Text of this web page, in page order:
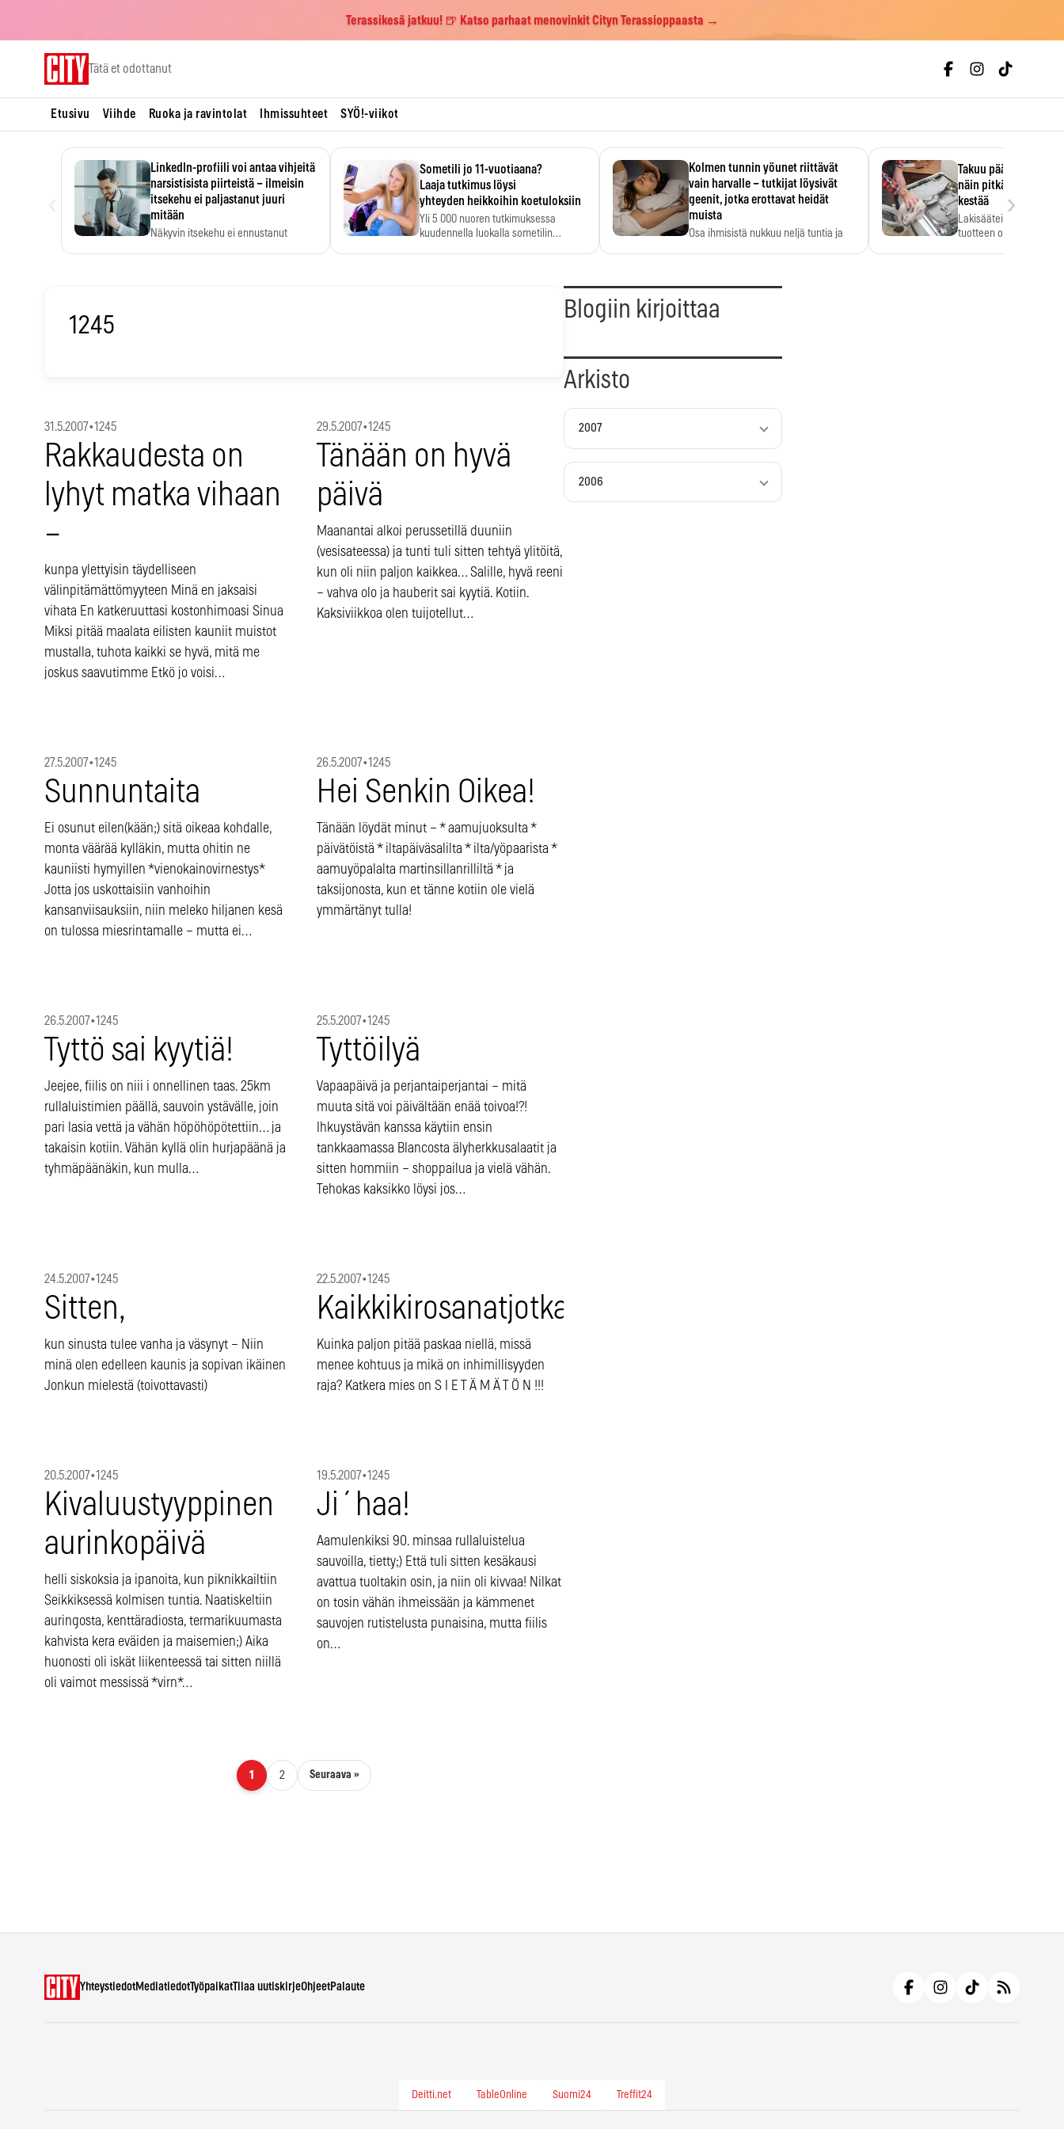
Terassikesä jatkuu! 🍺 Katso parhaat menovinkit Cityn Terassioppaasta →
Tätä et odottanut
Etusivu Viihde Ruoka ja ravintolat Ihmissuhteet SYÖ!-viikot
LinkedIn-profiili voi antaa vihjeitä
narsistisista piirteistä – ilmeisin
itsekehu ei paljastanut juuri
mitään
Näkyvin itsekehu ei ennustanut
Sometili jo 11-vuotiaana?
Laaja tutkimus löysi
yhteyden heikkoihin koetuloksiin
Yli 5 000 nuoren tutkimuksessa
kuudennella luokalla sometilin…
Kolmen tunnin yöunet riittävät
vain harvalle – tutkijat löysivät
geenit, jotka erottavat heidät
muista
Osa ihmisistä nukkuu neljä tuntia ja
Takuu päättyi,
näin pitkään
kestää
Lakisääteinen
tuotteen oletetun
›
1245
31.5.2007•1245
Rakkaudesta on
lyhyt matka vihaan
–
kunpa ylettyisin täydelliseen
välinpitämättömyyteen Minä en jaksaisi
vihata En katkeruuttasi kostonhimoasi Sinua
Miksi pitää maalata eilisten kauniit muistot
mustalla, tuhota kaikki se hyvä, mitä me
joskus saavutimme Etkö jo voisi…
29.5.2007•1245
Tänään on hyvä
päivä
Maanantai alkoi perussetillä duuniin
(vesisateessa) ja tunti tuli sitten tehtyä ylitöitä,
kun oli niin paljon kaikkea… Salille, hyvä reeni
– vahva olo ja hauberit sai kyytiä. Kotiin.
Kaksiviikkoa olen tuijotellut…
27.5.2007•1245
Sunnuntaita
Ei osunut eilen(kään;) sitä oikeaa kohdalle,
monta väärää kylläkin, mutta ohitin ne
kauniisti hymyillen *vienokainovirnestys*
Jotta jos uskottaisiin vanhoihin
kansanviisauksiin, niin meleko hiljanen kesä
on tulossa miesrintamalle – mutta ei…
26.5.2007•1245
Hei Senkin Oikea!
Tänään löydät minut – * aamujuoksulta *
päivätöistä * iltapäiväsalilta * ilta/yöpaarista *
aamuyöpalalta martinsillanrilliltä * ja
taksijonosta, kun et tänne kotiin ole vielä
ymmärtänyt tulla!
26.5.2007•1245
Tyttö sai kyytiä!
Jeejee, fiilis on niii i onnellinen taas. 25km
rullaluistimien päällä, sauvoin ystävälle, join
pari lasia vettä ja vähän höpöhöpötettiin… ja
takaisin kotiin. Vähän kyllä olin hurjapäänä ja
tyhmäpäänäkin, kun mulla…
25.5.2007•1245
Tyttöilyä
Vapaapäivä ja perjantaiperjantai – mitä
muuta sitä voi päivältään enää toivoa!?!
Ihkuystävän kanssa käytiin ensin
tankkaamassa Blancosta älyherkkusalaatit ja
sitten hommiin – shoppailua ja vielä vähän.
Tehokas kaksikko löysi jos…
24.5.2007•1245
Sitten,
kun sinusta tulee vanha ja väsynyt – Niin
minä olen edelleen kaunis ja sopivan ikäinen
Jonkun mielestä (toivottavasti)
22.5.2007•1245
Kaikkikirosanatjotkaosaan
Kuinka paljon pitää paskaa niellä, missä
menee kohtuus ja mikä on inhimillisyyden
raja? Katkera mies on S I E T Ä M Ä T Ö N !!!
20.5.2007•1245
Kivaluustyyppinen
aurinkopäivä
helli siskoksia ja ipanoita, kun piknikkailtiin
Seikkiksessä kolmisen tuntia. Naatiskeltiin
auringosta, kenttäradiosta, termarikuumasta
kahvista kera eväiden ja maisemien;) Aika
huonosti oli iskät liikenteessä tai sitten niillä
oli vaimot messissä *virn*…
19.5.2007•1245
Ji´haa!
Aamulenkiksi 90. minsaa rullaluistelua
sauvoilla, tietty;) Että tuli sitten kesäkausi
avattua tuoltakin osin, ja niin oli kivvaa! Nilkat
on tosin vähän ihmeissään ja kämmenet
sauvojen rutistelusta punaisina, mutta fiilis
on…
1 2 Seuraava »
Blogiin kirjoittaa
Arkisto
2007
2006
YhteystiedotMediatiedotTyöpaikatTilaa uutiskirjeOhjeetPalaute
Deitti.net TableOnline Suomi24 Treffit24